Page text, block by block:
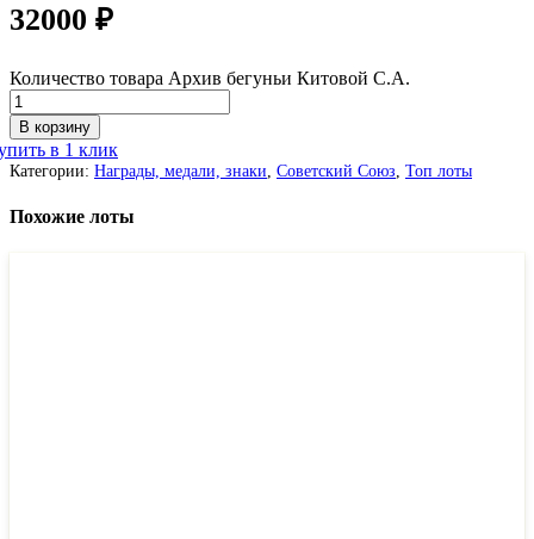
32000 ₽
Количество товара Архив бегуньи Китовой С.А.
В корзину
в 1 клик
Категории: Награды, медали, знаки Советский Союз Топ лоты
Похожие лоты